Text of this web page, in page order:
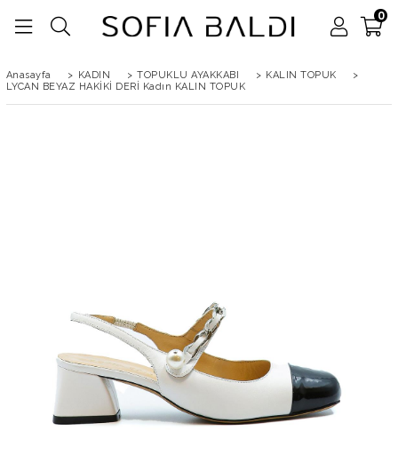
0
Anasayfa > KADIN > TOPUKLU AYAKKABI > KALIN TOPUK
>
LYCAN BEYAZ HAKİKİ DERİ Kadın KALIN TOPUK